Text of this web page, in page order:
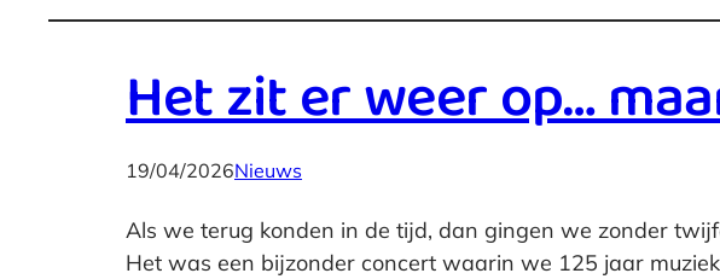
Het zit er weer op…
19/04/2026Nieuws
Als we terug konden in de tijd, dan gingen we zonder
Het was een bijzonder concert waarin we 125 jaar